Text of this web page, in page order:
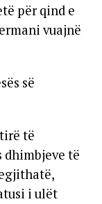
për qind e
vuajnë
së
të
të
i ulët